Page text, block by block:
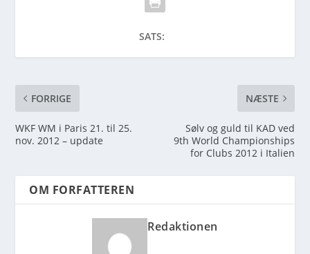
SATS:
FORRIGE
WKF WM i Paris 21. til 25.
nov. 2012 – update
NÆSTE
Sølv og guld til KAD ved
9th World Championships
for Clubs 2012 i Italien
OM FORFATTEREN
Redaktionen